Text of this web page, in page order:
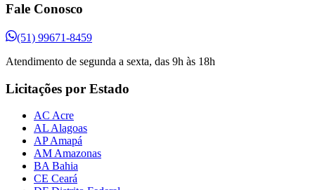
Fale Conosco
(51) 99671-8459
Atendimento de segunda a sexta, das 9h às 18h
Licitações por Estado
AC Acre
AL Alagoas
AP Amapá
AM Amazonas
BA Bahia
CE Ceará